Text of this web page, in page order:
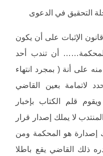
بنص المادة 72 من قانون الإثبات على أن يكون
المحكمة…… أن تندب أحد
لاجرائة ) وفى المادة 95 منه على أنة ( بمجرد انتهاء
لاتمامة بعين القاضي
قلم الكتاب بإخبار
لا يملك إصدار قرار
هو المحكمة ومن
ذلك القاضي يقع باطلا